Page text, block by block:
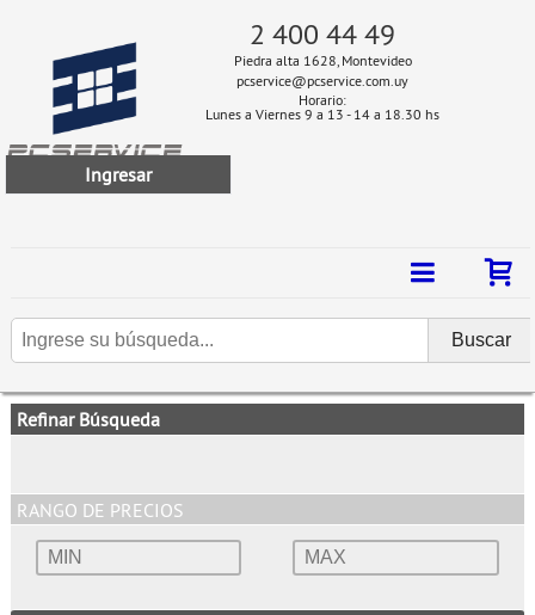
2 400 44 49
Piedra alta 1628, Montevideo
pcservice@pcservice.com.uy
Horario:
Lunes a Viernes 9 a 13 - 14 a 18.30 hs
Ingresar
Refinar Búsqueda
RANGO DE PRECIOS